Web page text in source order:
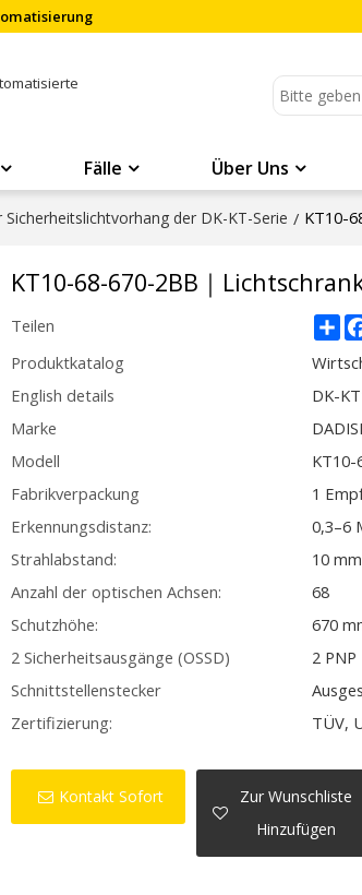
Fälle Über Uns
der DK-KT-Serie / KT10-
KT10-68-670-2BB｜
Teilen
Produktkatalog
English details
DK-
Marke
Modell
KT10-
Fabrikverpackung
1
Erkennungsdistanz:
0,3–6
Strahlabstand:
10 mm
Anzahl der optischen Achsen:
68
Schutzhöhe:
670
2 Sicherheitsausgänge (OSSD)
2 PNP
Schnittstellenstecker
Zertifizierung:
TÜV,
Kontakt Sofort
Zur Wunschliste
Hinzufügen